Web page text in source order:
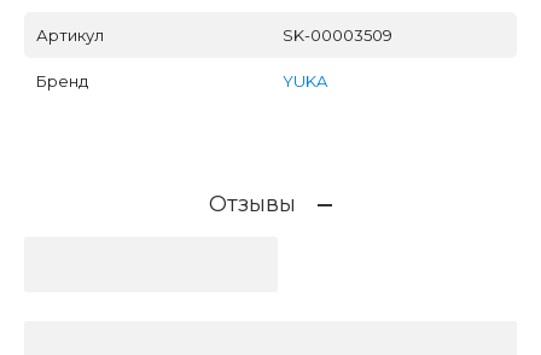
Артикул SK-00003509
Бренд YUKA
Отзывы